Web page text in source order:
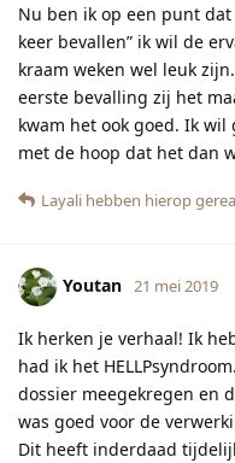
Nu ben ik op een punt
keer bevallen” ik wil de
kraam weken wel leuk
eerste bevalling zij het
kwam het ook goed. Ik
met de hoop dat het dan
Layali hebben hierop
Youtan 21 mei 2019
Ik herken je verhaal! Ik
had ik het
dossier meegekregen en
was goed voor de
Dit heeft inderdaad